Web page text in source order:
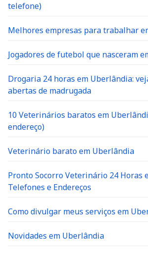
telefone)
Melhores empresas para trabalhar
Jogadores de futebol que nasceram
Drogaria 24 horas em Uberlândia:
abertas de madrugada
10 Veterinários baratos em
endereço)
Veterinário barato em Uberlândia
Pronto Socorro Veterinário 24 Horas
Telefones e Endereços
Como divulgar meus serviços em
Novidades em Uberlândia